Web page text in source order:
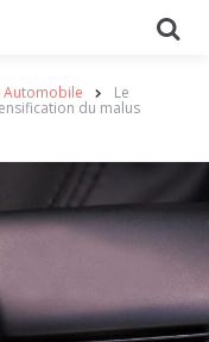
Automobile Le
du malus